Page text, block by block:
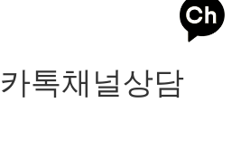
카톡채널상담